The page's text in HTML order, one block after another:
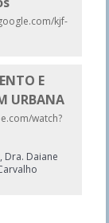
kjf-
E
URBANA
watch?
Dra. Daiane